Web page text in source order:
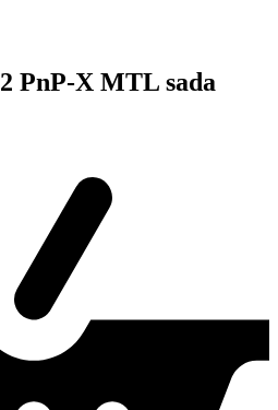
PnP-X MTL sada